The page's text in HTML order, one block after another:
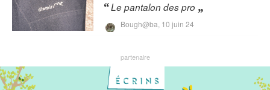
Le pantalon des pro
Bough@ba, 10 juin 24